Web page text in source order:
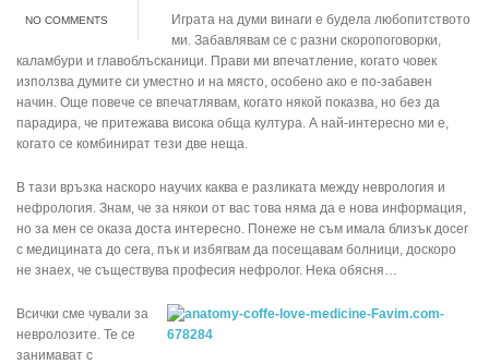
NO COMMENTS
Играта на думи винаги е будела любопитството
ми. Забавлявам се с разни скоропоговорки,
каламбури и главоблъсканици. Прави ми впечатление, когато човек
използва думите си уместно и на място, особено ако е по-забавен
начин. Още повече се впечатлявам, когато някой показва, но без да
парадира, че притежава висока обща култура. А най-интересно ми е,
когато се комбинират тези две неща.
В тази връзка наскоро научих каква е разликата между неврология и
нефрология. Знам, че за някои от вас това няма да е нова информация,
но за мен се оказа доста интересно. Понеже не съм имала близък досег
с медицината до сега, пък и избягвам да посещавам болници, доскоро
не знаех, че съществува професия нефролог. Нека обясня…
Всички сме чували за
невролозите. Те се
занимават с